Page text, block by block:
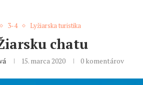
3-4 Lyžiarska turistika
chatu
15. marca 2020 0 komentárov